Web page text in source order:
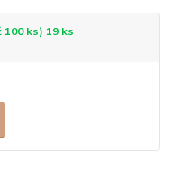
100 ks) 19 ks